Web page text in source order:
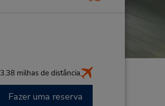
3.38 milhas de distância
Fazer uma reserva